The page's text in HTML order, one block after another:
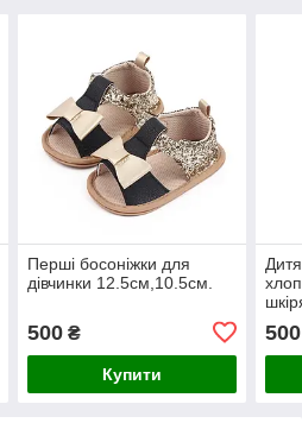
Перші босоніжки для
дівчинки 12.5см,10.5см.
500₴
Купити
500